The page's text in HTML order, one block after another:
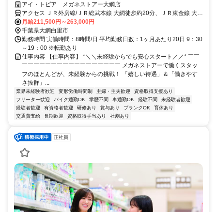
回／インセンティブあり》
アイ・トピア メガネストアー大網店
アクセス ＪＲ外房線/ＪＲ総武本線 大網徒歩約20分、ＪＲ東金線 大網
徒歩約20分、ＪＲ外房線 永田（千葉県）徒歩約31分
月給211,500円～263,000円
千葉県大網白里市
勤務時間 実働時間：8時間/日 平均勤務日数：1ヶ月あたり20日 9：30
～19：00 ※転勤あり
仕事内容 【仕事内容】 *＼＼未経験からでも安心スタート／／* ￣￣
￣￣￣￣￣￣￣￣￣￣￣￣￣￣￣￣￣ メガネストアーで働くスタッ
フのほとんどが、未経験からの挑戦！ 「嬉しい待遇」＆「働きやす
さ抜群」...
業界未経験者歓迎 変形労働時間制 主婦・主夫歓迎
資格取得支援あり
フリーター歓迎
バイク通勤OK 学歴不問 車通勤OK 経験不問
未経験者歓迎
経験者歓迎
有資格者歓迎 研修あり 賞与あり ブランクOK
育休あり
交通費支給
長期歓迎 資格取得手当あり 社割あり
正社員